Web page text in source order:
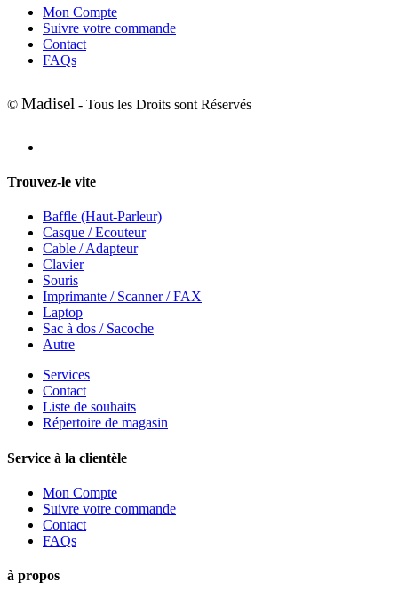
Mon Compte
Suivre votre commande
Contact
FAQs
© Madisel - Tous les Droits sont Réservés
Trouvez-le vite
Baffle (Haut-Parleur)
Casque / Ecouteur
Cable / Adapteur
Clavier
Souris
Imprimante / Scanner / FAX
Laptop
Sac à dos / Sacoche
Autre
Services
Contact
Liste de souhaits
Répertoire de magasin
Service à la clientèle
Mon Compte
Suivre votre commande
Contact
FAQs
à propos